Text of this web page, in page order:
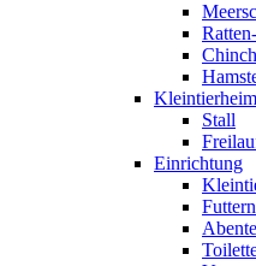
Kleintierheim
Stall
Einrichtung